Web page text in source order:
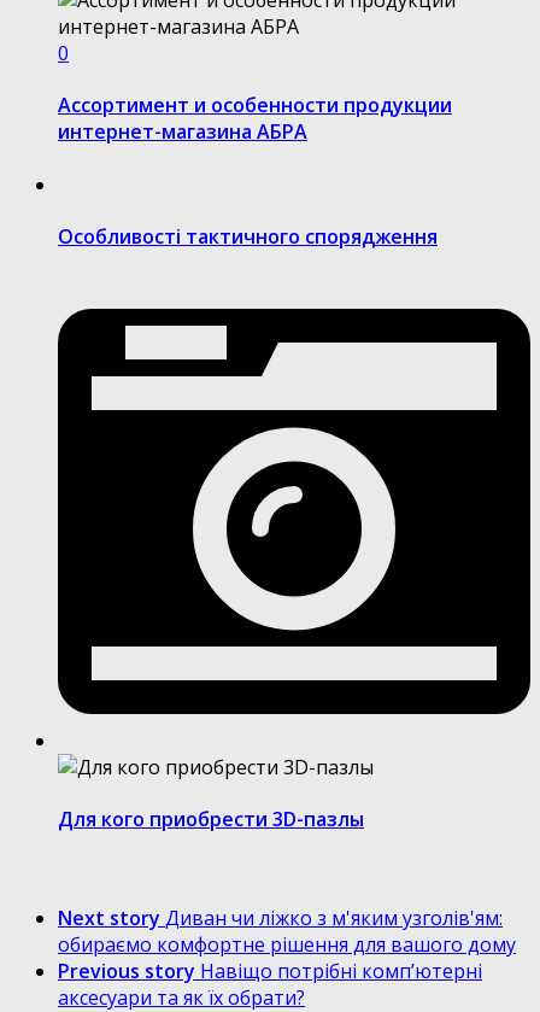
0
Ассортимент и особенности продукции
интернет-магазина АБРА
Особливості тактичного спорядження
Для кого приобрести 3D-пазлы
Next story Диван чи ліжко з м'яким узголів'ям:
обираємо комфортне рішення для вашого дому
Previous story Навіщо потрібні комп’ютерні
аксесуари та як їх обрати?